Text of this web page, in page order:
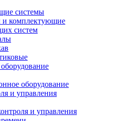
системы
и комплектующие
систем
оборудование
и управления
и управления